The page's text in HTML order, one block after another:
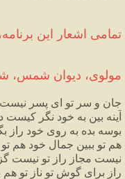
PDF ،تمامی اشعار این برنامه
مولوی، دیوان شمس،
جان و سر تو ای پسر نیست
آینه بین به خود نگر کیست
بوسه بده به روی خود راز
هم تو ببین جمال خود هم تو
نیست مجاز راز تو نیست
راز برای گوش تو ناز تو هم